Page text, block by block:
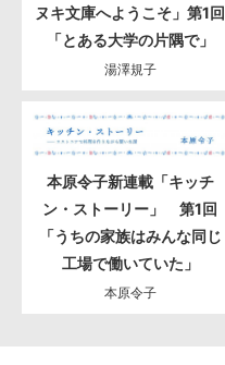
ヌキ文庫へようこそ」第1回
「とある大学の片隅で」
湯澤規子
本原令子新連載「キッチ
ン・ストーリー」 第1回
「うちの家族はみんな同じ
工場で働いていた」
本原令子